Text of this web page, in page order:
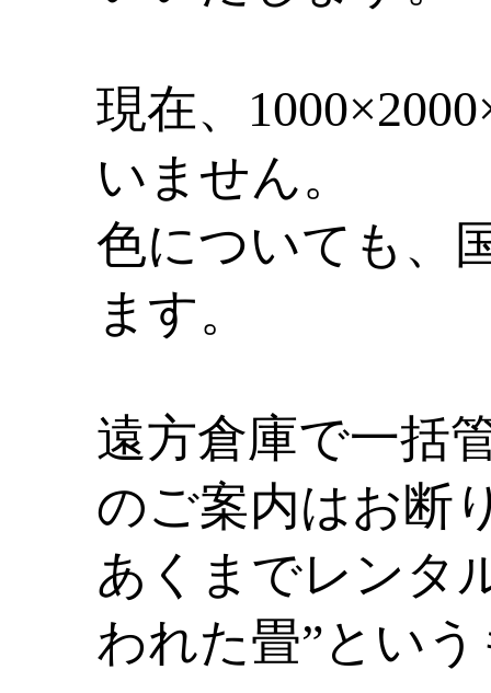
現在、
いません。
色についても、
ます。
遠方倉庫で一括
のご案内はお断
あくまでレンタ
われた畳”とい